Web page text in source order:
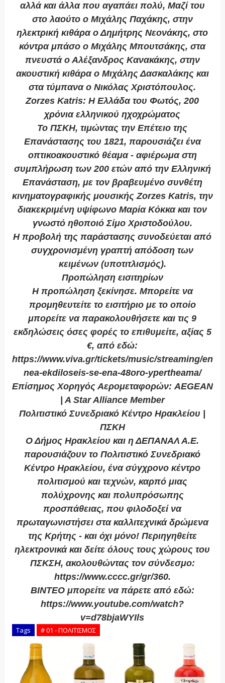
αλλά και άλλα που αγαπάει πολύ, Μαζί του
στο λαούτο ο Μιχάλης Παχάκης, στην
ηλεκτρική κιθάρα ο Δημήτρης Νεονάκης, στο
κόντρα μπάσο ο Μιχάλης Μπουτσάκης, στα
πνευστά ο Αλέξανδρος Κανακάκης, στην
ακουστική κιθάρα ο Μιχάλης Δασκαλάκης και
στα τύμπανα ο Nικόλας Χριστόπουλος.
Zorzes Katris: Η Ελλάδα του Φωτός, 200
χρόνια ελληνικού ηχοχρώματος
Το ΠΣΚΗ, τιμώντας την Επέτειο της
Επανάστασης του 1821, παρουσιάζει ένα
οπτικοακουστικό θέαμα - αφιέρωμα στη
συμπλήρωση των 200 ετών από την Ελληνική
Επανάσταση, με τον βραβευμένο συνθέτη
κινηματογραφικής μουσικής Zorzes Katris, την
διακεκριμένη υψίφωνο Μαρία Κόκκα και τον
γνωστό ηθοποιό Σίμο Χριστοδούλου.
Η προβολή της παράστασης συνοδεύεται από
συγχρονισμένη γραπτή απόδοση των
κειμένων (υποτιτλισμός).
Προπώληση εισιτηρίων
Η προπώληση ξεκίνησε. Μπορείτε να
προμηθευτείτε το εισιτήριο με το οποίο
μπορείτε να παρακολουθήσετε και τις 9
εκδηλώσεις όσες φορές το επιθυμείτε, αξίας 5
€, από εδώ:
https://www.viva.gr/tickets/music/streaming/en
nea-ekdiloseis-se-ena-48oro-ypertheama/
Επίσημος Χορηγός Αερομεταφορών: AEGEAN
| A Star Alliance Member
Πολιτιστικό Συνεδριακό Κέντρο Ηρακλείου |
ΠΣΚΗ
Ο Δήμος Ηρακλείου και η ΔΕΠΑΝΑΛ Α.Ε.
παρουσιάζουν το Πολιτιστικό Συνεδριακό
Κέντρο Ηρακλείου, ένα σύγχρονο κέντρο
πολιτισμού και τεχνών, καρπό μιας
πολύχρονης και πολυπρόσωπης
προσπάθειας, που φιλοδοξεί να
πρωταγωνιστήσει στα καλλιτεχνικά δρώμενα
της Κρήτης - και όχι μόνο! Περιηγηθείτε
ηλεκτρονικά και δείτε όλους τους χώρους του
ΠΣΚΣΗ, ακολουθώντας τον σύνδεσμο:
https://www.cccc.gr/gr/360.
ΒΙΝΤΕΟ μπορείτε να πάρετε από εδώ:
https://www.youtube.com/watch?
v=d78bjaWYIls
Tags # 01 - ΠΟΛΙΤΙΣΜΟΣ